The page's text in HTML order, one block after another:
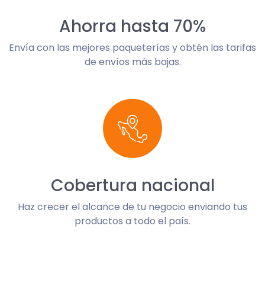
Ahorra hasta 70%
Envía con las mejores paqueterías y obtén las tarifas
de envíos más bajas.
Cobertura nacional
Haz crecer el alcance de tu negocio enviando tus
productos a todo el país.